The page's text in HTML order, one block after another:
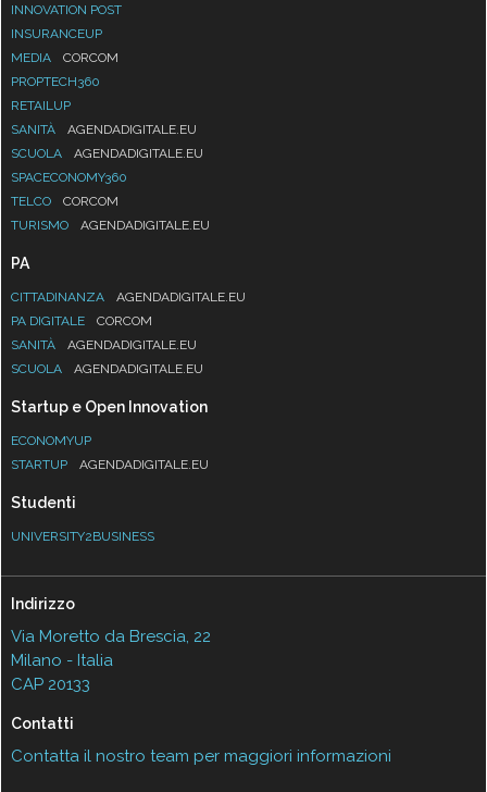
INNOVATION POST
INSURANCEUP
MEDIA
CORCOM
PROPTECH360
RETAILUP
SANITÀ
AGENDADIGITALE.EU
SCUOLA
AGENDADIGITALE.EU
SPACECONOMY360
TELCO
CORCOM
TURISMO
AGENDADIGITALE.EU
PA
CITTADINANZA
AGENDADIGITALE.EU
PA DIGITALE
CORCOM
SANITÀ
AGENDADIGITALE.EU
SCUOLA
AGENDADIGITALE.EU
Startup e Open Innovation
ECONOMYUP
STARTUP
AGENDADIGITALE.EU
Studenti
UNIVERSITY2BUSINESS
Indirizzo
Via Moretto da Brescia, 22
Milano - Italia
CAP 20133
Contatti
Contatta il nostro team per maggiori informazioni